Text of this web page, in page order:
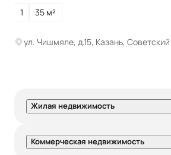
1 35 м²
ул. Чишмяле, д.15, Казань,
Жилая недвижимость
Коммерческая недвижимость